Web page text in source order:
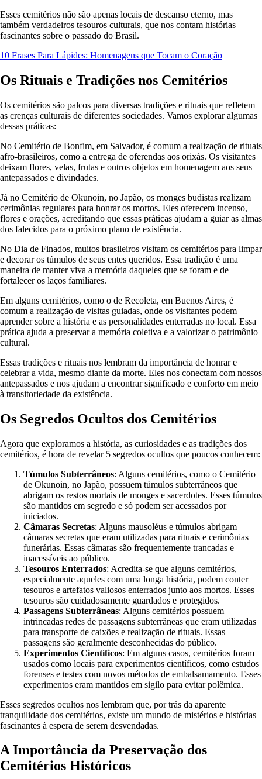
Esses cemitérios não são apenas locais de descanso eterno, mas
também verdadeiros tesouros culturais, que nos contam histórias
fascinantes sobre o passado do Brasil.
10 Frases Para Lápides: Homenagens que Tocam o Coração
Os Rituais e Tradições nos Cemitérios
Os cemitérios são palcos para diversas tradições e rituais que refletem
as crenças culturais de diferentes sociedades. Vamos explorar algumas
dessas práticas:
No Cemitério de Bonfim, em Salvador, é comum a realização de rituais
afro-brasileiros, como a entrega de oferendas aos orixás. Os visitantes
deixam flores, velas, frutas e outros objetos em homenagem aos seus
antepassados e divindades.
Já no Cemitério de Okunoin, no Japão, os monges budistas realizam
cerimônias regulares para honrar os mortos. Eles oferecem incenso,
flores e orações, acreditando que essas práticas ajudam a guiar as almas
dos falecidos para o próximo plano de existência.
No Dia de Finados, muitos brasileiros visitam os cemitérios para limpar
e decorar os túmulos de seus entes queridos. Essa tradição é uma
maneira de manter viva a memória daqueles que se foram e de
fortalecer os laços familiares.
Em alguns cemitérios, como o de Recoleta, em Buenos Aires, é
comum a realização de visitas guiadas, onde os visitantes podem
aprender sobre a história e as personalidades enterradas no local. Essa
prática ajuda a preservar a memória coletiva e a valorizar o patrimônio
cultural.
Essas tradições e rituais nos lembram da importância de honrar e
celebrar a vida, mesmo diante da morte. Eles nos conectam com nossos
antepassados e nos ajudam a encontrar significado e conforto em meio
à transitoriedade da existência.
Os Segredos Ocultos dos Cemitérios
Agora que exploramos a história, as curiosidades e as tradições dos
cemitérios, é hora de revelar 5 segredos ocultos que poucos conhecem:
Túmulos Subterrâneos: Alguns cemitérios, como o Cemitério
de Okunoin, no Japão, possuem túmulos subterrâneos que
abrigam os restos mortais de monges e sacerdotes. Esses túmulos
são mantidos em segredo e só podem ser acessados por
iniciados.
Câmaras Secretas: Alguns mausoléus e túmulos abrigam
câmaras secretas que eram utilizadas para rituais e cerimônias
funerárias. Essas câmaras são frequentemente trancadas e
inacessíveis ao público.
Tesouros Enterrados: Acredita-se que alguns cemitérios,
especialmente aqueles com uma longa história, podem conter
tesouros e artefatos valiosos enterrados junto aos mortos. Esses
tesouros são cuidadosamente guardados e protegidos.
Passagens Subterrâneas: Alguns cemitérios possuem
intrincadas redes de passagens subterrâneas que eram utilizadas
para transporte de caixões e realização de rituais. Essas
passagens são geralmente desconhecidas do público.
Experimentos Científicos: Em alguns casos, cemitérios foram
usados como locais para experimentos científicos, como estudos
forenses e testes com novos métodos de embalsamamento. Esses
experimentos eram mantidos em sigilo para evitar polêmica.
Esses segredos ocultos nos lembram que, por trás da aparente
tranquilidade dos cemitérios, existe um mundo de mistérios e histórias
fascinantes à espera de serem desvendadas.
A Importância da Preservação dos
Cemitérios Históricos